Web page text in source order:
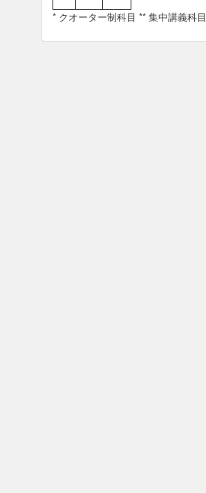
* クオーター制科目 ** 集中講義科目